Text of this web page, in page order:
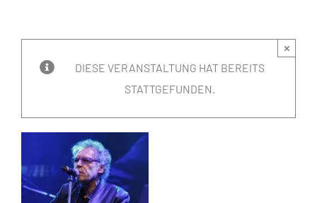
DIESE VERANSTALTUNG HAT BEREITS
STATTGEFUNDEN.
×